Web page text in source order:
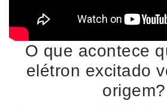
O que acontece
elétron excitado
origem?